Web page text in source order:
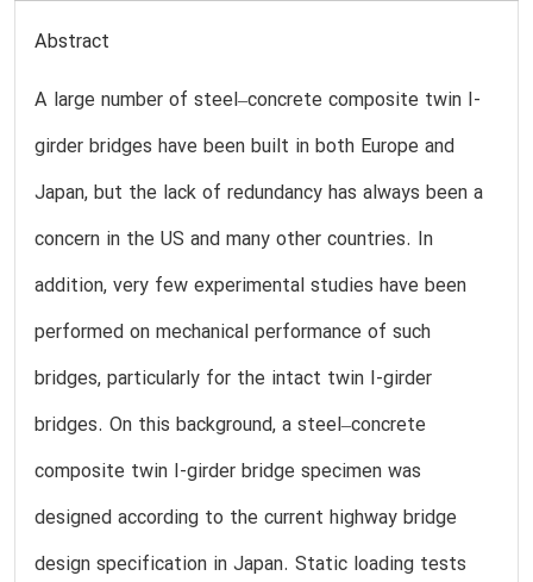
Abstract
A large number of steel–concrete composite twin I-
girder bridges have been built in both Europe and
Japan, but the lack of redundancy has always been a
concern in the US and many other countries. In
addition, very few experimental studies have been
performed on mechanical performance of such
bridges, particularly for the intact twin I-girder
bridges. On this background, a steel–concrete
composite twin I-girder bridge specimen was
designed according to the current highway bridge
design specification in Japan. Static loading tests